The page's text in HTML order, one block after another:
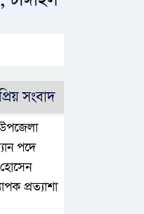
সংবাদ
পদে
প্রত্যাশা